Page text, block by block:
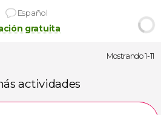
Español
gratuita
Mostrando 1-11
actividades